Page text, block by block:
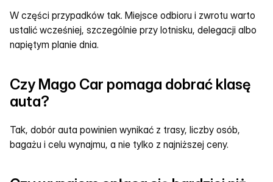
W części przypadków tak. Miejsce odbioru i zwrotu warto
ustalić wcześniej, szczególnie przy lotnisku, delegacji albo
napiętym planie dnia.
Czy Mago Car pomaga dobrać klasę
auta?
Tak, dobór auta powinien wynikać z trasy, liczby osób,
bagażu i celu wynajmu, a nie tylko z najniższej ceny.